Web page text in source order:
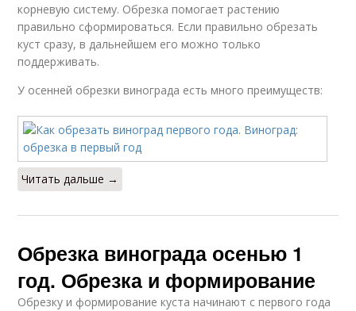
корневую систему. Обрезка помогает растению
правильно сформироваться. Если правильно обрезать
куст сразу, в дальнейшем его можно только
поддерживать.
У осенней обрезки винограда есть много преимуществ:
Читать дальше →
Обрезка винограда осенью 1
год. Обрезка и формирование
Обрезку и формирование куста начинают с первого года